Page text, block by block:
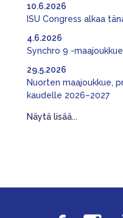
ISU Congress alkaa
10.6.2026
Synchro 9 -
4.6.2026
Nuorten maajoukkue,
kaudelle 2026–2027
29.5.2026
Näytä lisää...